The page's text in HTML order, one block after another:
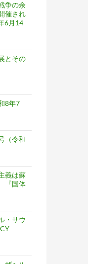
争の余
催され
6月14
とその
8年7
（令和
義は蘇
『国体
・サウ